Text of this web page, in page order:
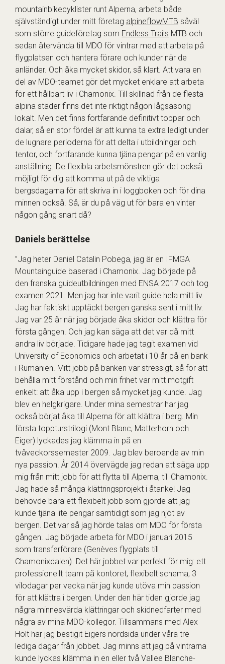
mountainbikecyklister runt Alperna, arbeta både
självständigt under mitt företag alpineflowMTB såväl
som större guideföretag som Endless Trails MTB och
sedan återvända till MDO för vintrar med att arbeta på
flygplatsen och hantera förare och kunder när de
anländer. Och åka mycket skidor, så klart. Att vara en
del av MDO-teamet gör det mycket enklare att arbeta
för ett hållbart liv i Chamonix. Till skillnad från de flesta
alpina städer finns det inte riktigt någon lågsäsong
lokalt. Men det finns fortfarande definitivt toppar och
dalar, så en stor fördel är att kunna ta extra ledigt under
de lugnare perioderna för att delta i utbildningar och
tentor, och fortfarande kunna tjäna pengar på en vanlig
anställning. De flexibla arbetsmönstren gör det också
möjligt för dig att komma ut på de viktiga
bergsdagarna för att skriva in i loggboken och för dina
minnen också. Så, är du på väg ut för bara en vinter
någon gång snart då?
Daniels berättelse
”Jag heter Daniel Catalin Pobega, jag är en IFMGA
Mountainguide baserad i Chamonix. Jag började på
den franska guideutbildningen med ENSA 2017 och tog
examen 2021. Men jag har inte varit guide hela mitt liv.
Jag har faktiskt upptäckt bergen ganska sent i mitt liv.
Jag var 25 år när jag började åka skidor och klättra för
första gången. Och jag kan säga att det var då mitt
andra liv började. Tidigare hade jag tagit examen vid
University of Economics och arbetat i 10 år på en bank
i Rumänien. Mitt jobb på banken var stressigt, så för att
behålla mitt förstånd och min frihet var mitt motgift
enkelt: att åka upp i bergen så mycket jag kunde. Jag
blev en helgkrigare. Under mina semestrar har jag
också börjat åka till Alperna för att klättra i berg. Min
första toppturstrilogi (Mont Blanc, Matterhorn och
Eiger) lyckades jag klämma in på en
tvåveckorssemester 2009. Jag blev beroende av min
nya passion. År 2014 övervägde jag redan att säga upp
mig från mitt jobb för att flytta till Alperna, till Chamonix.
Jag hade så många klättringsprojekt i åtanke! Jag
behövde bara ett flexibelt jobb som gjorde att jag
kunde tjäna lite pengar samtidigt som jag njöt av
bergen. Det var så jag hörde talas om MDO för första
gången. Jag började arbeta för MDO i januari 2015
som transferförare (Genèves flygplats till
Chamonixdalen). Det här jobbet var perfekt för mig: ett
professionellt team på kontoret, flexibelt schema, 3
vilodagar per vecka när jag kunde utöva min passion
för att klättra i bergen. Under den här tiden gjorde jag
några minnesvärda klättringar och skidnedfarter med
några av mina MDO-kollegor. Tillsammans med Alex
Holt har jag bestigit Eigers nordsida under våra tre
lediga dagar från jobbet. Jag minns att jag på vintrarna
kunde lyckas klämma in en eller två Vallee Blanche-